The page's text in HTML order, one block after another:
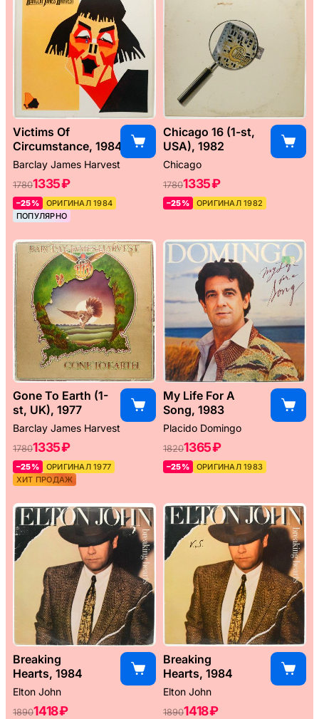
Victims Of
Circumstance, 1984
Barclay James Harvest
17801335 ₽
–25%
ОРИГИНАЛ 1984
ПОПУЛЯРНО
Chicago 16 (1-st,
USA), 1982
Chicago
17801335 ₽
–25% ОРИГИНАЛ 1982
Gone To Earth (1-
st, UK), 1977
Barclay James Harvest
17801335 ₽
–25%
ОРИГИНАЛ 1977
ХИТ ПРОДАЖ
My Life For A
Song, 1983
Placido Domingo
18201365 ₽
–25% ОРИГИНАЛ 1983
Breaking
Hearts, 1984
Elton John
18901418 ₽
Breaking
Hearts, 1984
Elton John
18901418 ₽